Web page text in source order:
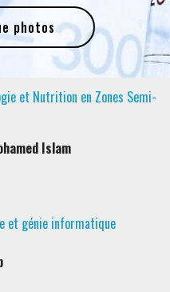
photos
et Nutrition en Zones Semi-
Islam
et génie informatique